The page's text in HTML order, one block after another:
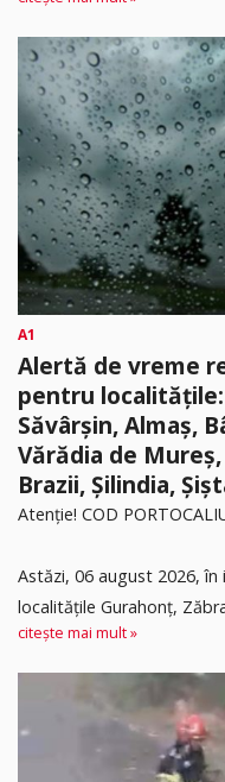
A1
Alertă de vreme
pentru
Săvârșin, Almaș,
Vărădia de
Brazii, Șilindia,
Atenție! COD
Astăzi, 06 august 2026, în
localitățile Gurahonț,
citește mai mult »